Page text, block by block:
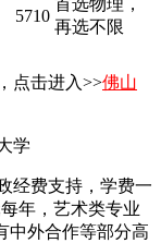
5710
首选物理，
再选不限
点击进入>>佛山
学
经费支持，学费一
年，艺术类专业
中外合作等部分高